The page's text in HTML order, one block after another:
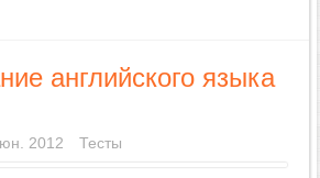
английского языка
2012 Тесты